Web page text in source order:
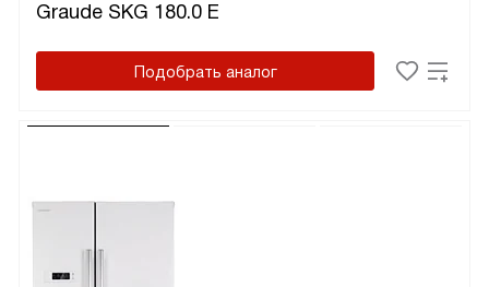
Graude SKG 180.0 E
Подобрать аналог